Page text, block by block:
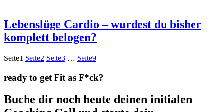
Lebenslüge Cardio – wurdest du bisher
komplett belogen?
Seite1 Seite2 Seite3 … Seite9
ready to get Fit as F*ck?
Buche dir noch heute deinen initialen